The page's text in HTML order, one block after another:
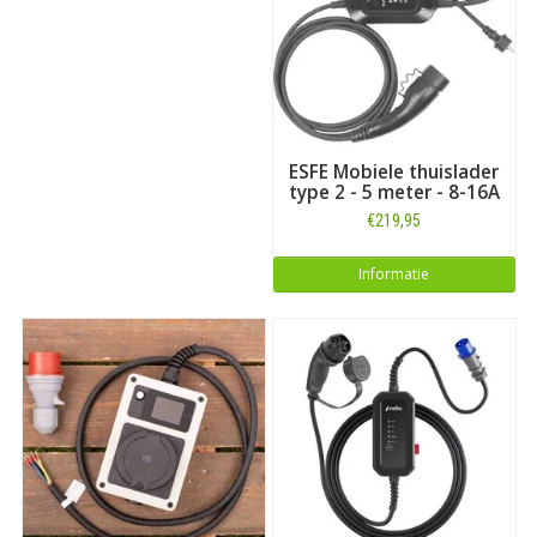
ESFE Mobiele thuislader
type 2 - 5 meter - 8-16A
€219,95
Informatie